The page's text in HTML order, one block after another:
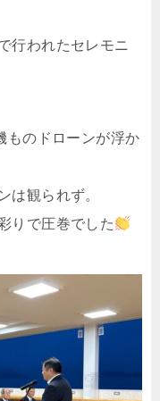
行われたセレモニ
ものドローンが浮か
は観られず。
りで圧巻でした